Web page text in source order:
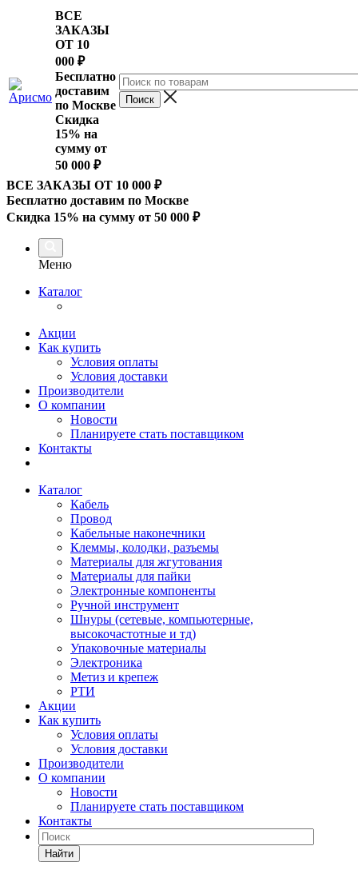
ВСЕ
ЗАКАЗЫ
ОТ 10
000 ₽
Бесплатно
доставим
по Москве
Скидка
15% на
сумму от
50 000 ₽
ВСЕ ЗАКАЗЫ ОТ 10 000 ₽
Бесплатно доставим по Москве
Скидка 15% на сумму от 50 000 ₽
Меню
Каталог
Акции
Как купить
Условия оплаты
Условия доставки
Производители
О компании
Новости
Планируете стать поставщиком
Контакты
Каталог
Кабель
Провод
Кабельные наконечники
Клеммы, колодки, разъемы
Материалы для жгутования
Материалы для пайки
Электронные компоненты
Ручной инструмент
Шнуры (сетевые, компьютерные,
высокочастотные и тд)
Упаковочные материалы
Электроника
Метиз и крепеж
РТИ
Акции
Как купить
Условия оплаты
Условия доставки
Производители
О компании
Новости
Планируете стать поставщиком
Контакты
Найти